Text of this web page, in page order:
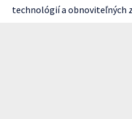
technológií a obnoviteľných